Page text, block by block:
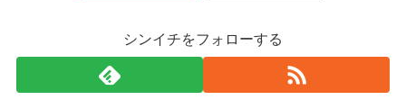
シンイチをフォローする